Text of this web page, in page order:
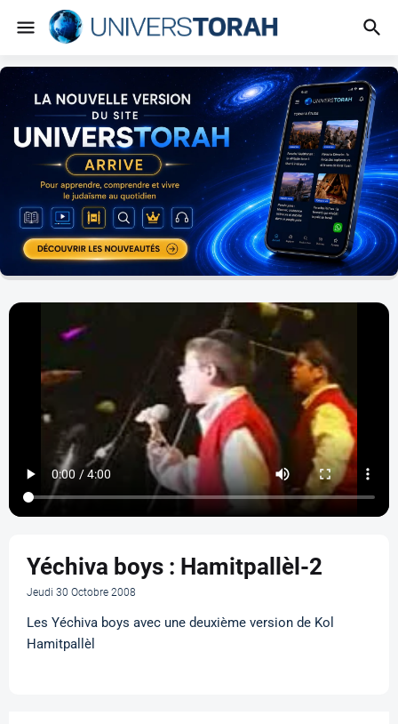
Yéchiva boys : Hamitpallèl-2
Jeudi 30 Octobre 2008
Les Yéchiva boys avec une deuxième version de Kol
Hamitpallèl